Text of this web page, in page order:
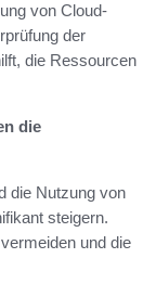
von Cloud-
der
die Ressourcen
die
die Nutzung von
steigern.
und die